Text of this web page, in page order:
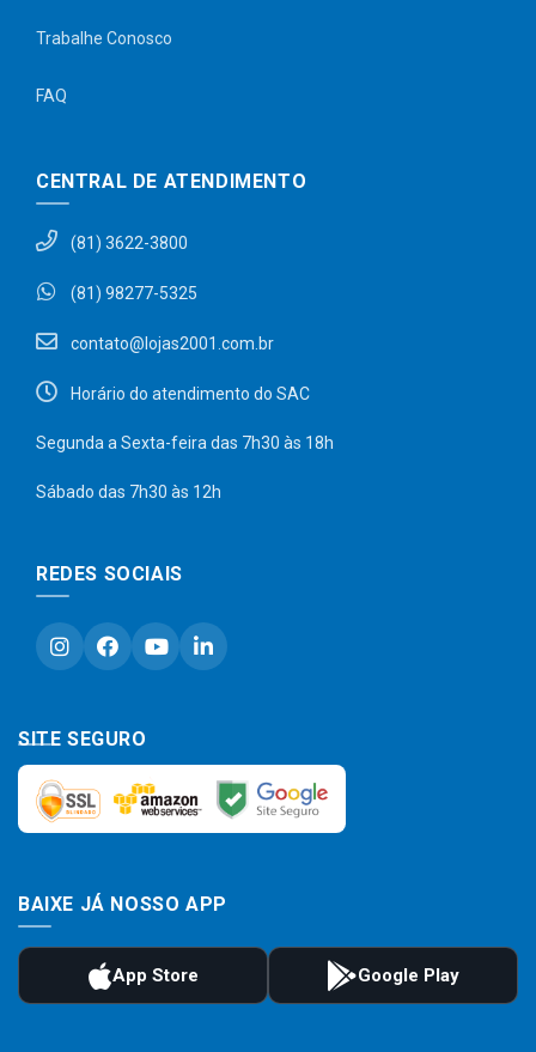
Trabalhe Conosco
FAQ
CENTRAL DE ATENDIMENTO
(81) 3622-3800
(81) 98277-5325
contato@lojas2001.com.br
Horário do atendimento do SAC
Segunda a Sexta-feira das 7h30 às 18h
Sábado das 7h30 às 12h
REDES SOCIAIS
SITE SEGURO
BAIXE JÁ NOSSO APP